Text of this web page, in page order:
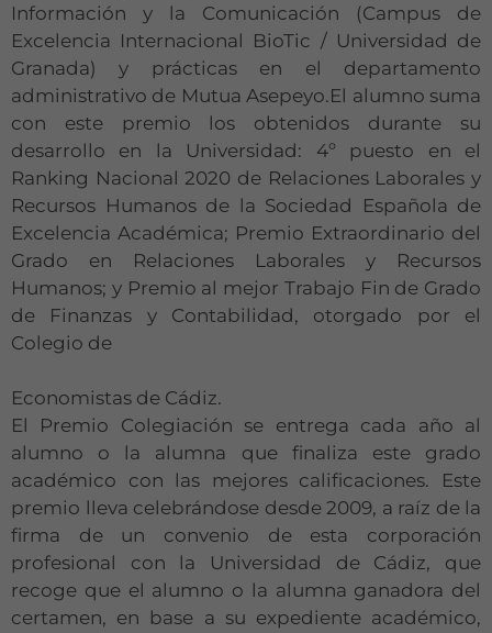
Información y la Comunicación (Campus de
Excelencia Internacional BioTic / Universidad de
Granada) y prácticas en el departamento
administrativo de Mutua Asepeyo.El alumno suma
con este premio los obtenidos durante su
desarrollo en la Universidad: 4º puesto en el
Ranking Nacional 2020 de Relaciones Laborales y
Recursos Humanos de la Sociedad Española de
Excelencia Académica; Premio Extraordinario del
Grado en Relaciones Laborales y Recursos
Humanos; y Premio al mejor Trabajo Fin de Grado
de Finanzas y Contabilidad, otorgado por el
Colegio de
Economistas de Cádiz.
El Premio Colegiación se entrega cada año al
alumno o la alumna que finaliza este grado
académico con las mejores calificaciones. Este
premio lleva celebrándose desde 2009, a raíz de la
firma de un convenio de esta corporación
profesional con la Universidad de Cádiz, que
recoge que el alumno o la alumna ganadora del
certamen, en base a su expediente académico,